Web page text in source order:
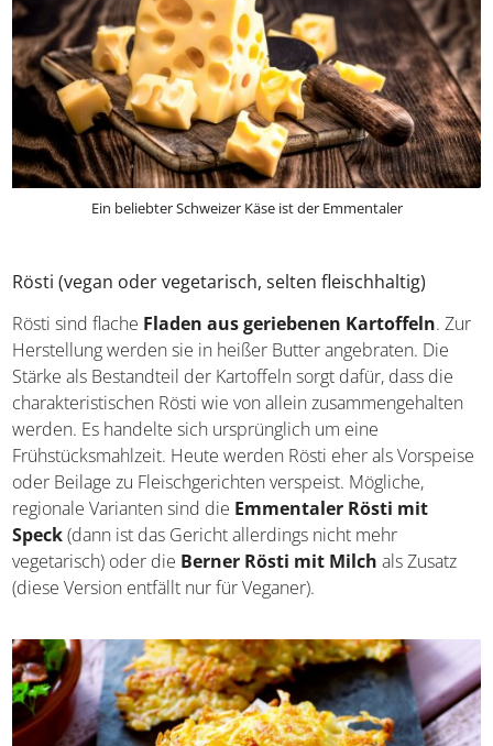
Ein beliebter Schweizer Käse ist der Emmentaler
Rösti (vegan oder vegetarisch, selten fleischhaltig)
Rösti sind flacheFladen aus geriebenen Kartoffeln.
Zur Herstellung werden sie in heißer Butter angebraten.
Die Stärke als Bestandteil der Kartoffeln sorgt dafür, dass
die charakteristischen Rösti wie von allein
zusammengehalten werden. Es handelte sich
ursprünglich um eine Frühstücksmahlzeit. Heute werden
Rösti eher als Vorspeise oder Beilage zu Fleischgerichten
verspeist. Mögliche, regionale Varianten sind die
allerdings nicht mehr vegetarisch) oder dieBerner Rösti
mit Milchals Zusatz (diese Version entfällt nur für
Veganer).